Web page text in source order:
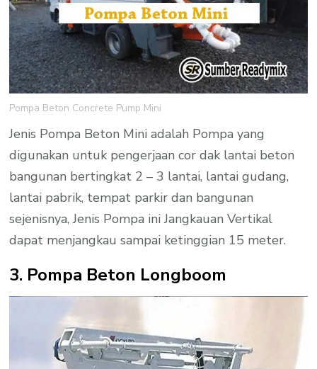
Pompa Beton Concrete Pump Mini
Jenis Pompa Beton Mini adalah Pompa yang
digunakan untuk pengerjaan cor dak lantai beton
bangunan bertingkat 2 – 3 lantai, lantai gudang,
lantai pabrik, tempat parkir dan bangunan
sejenisnya, Jenis Pompa ini Jangkauan Vertikal
dapat menjangkau sampai ketinggian 15 meter.
3. Pompa Beton Longboom